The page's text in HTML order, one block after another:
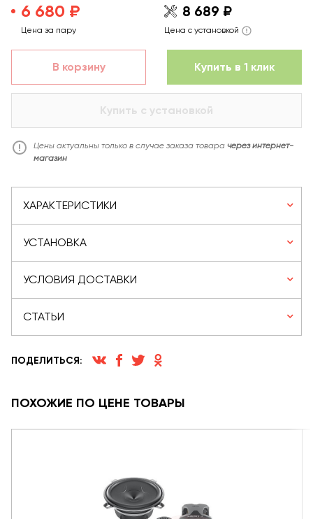
6 680 ₽
Цена за пару
8 689 ₽
Цена с установкой
В корзину Купить в 1 клик
Купить с установкой
Цены актуальны только в случае заказа товара через интернет-
магазин
ХАРАКТЕРИСТИКИ
УСТАНОВКА
УСЛОВИЯ ДОСТАВКИ
СТАТЬИ
ПОДЕЛИТЬСЯ:
ПОХОЖИЕ ПО ЦЕНЕ ТОВАРЫ